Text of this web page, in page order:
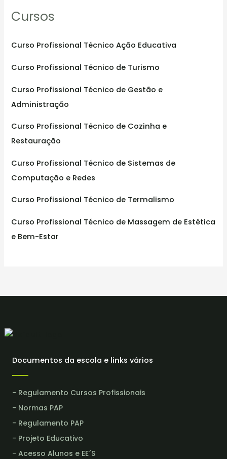
c
f
r
:
Cursos
Curso Profissional Técnico Ação Educativa
Curso Profissional Técnico de Turismo
Curso Profissional Técnico de Gestão e
Administração
Curso Profissional Técnico de Cozinha e
Restauração
Curso Profissional Técnico de Sistemas de
Computação e Redes
Curso Profissional Técnico de Termalismo
Curso Profissional Técnico de Massagem de Estética
e Bem-Estar
Documentos da escola e links vários
- Regulamento Cursos Profissionais
- Normas PAP
- Regulamento PAP
- Projeto Educativo
- Acesso Alunos e EE´S